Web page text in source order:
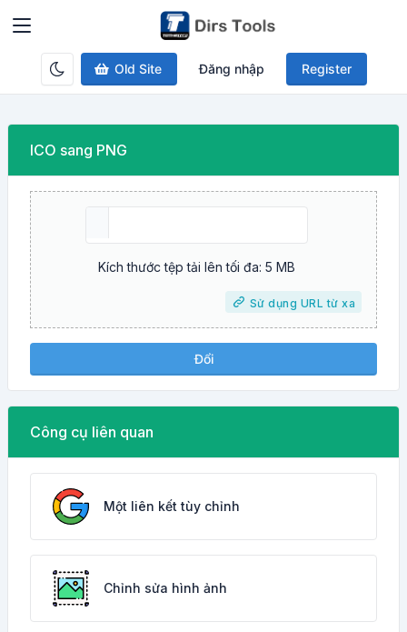
Old Site Đăng nhập Register
ICO sang PNG
Kích thước tệp tải lên tối đa: 5 MB
Sử dụng URL từ xa
Đổi
Công cụ liên quan
Một liên kết tùy chỉnh
Chỉnh sửa hình ảnh